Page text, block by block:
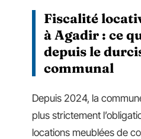
Fiscalité
à Agadir : ce
depuis le
communal
Depuis 2024, la
plus strictement
locations meublées de